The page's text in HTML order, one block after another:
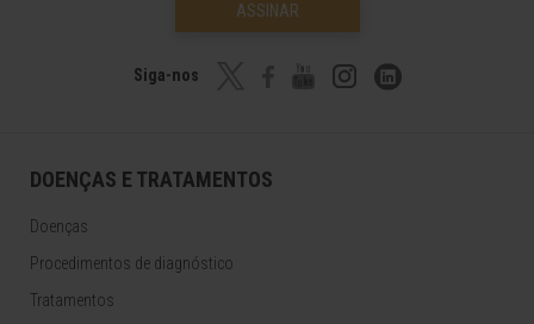
ASSINAR
Siga-nos
DOENÇAS E TRATAMENTOS
Doenças
Procedimentos de diagnóstico
Tratamentos